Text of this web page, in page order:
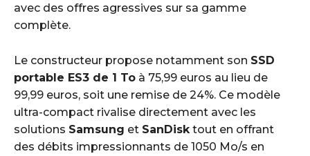
avec des offres agressives sur sa gamme
complète.
Le constructeur propose notamment son SSD
portable ES3 de 1 To à 75,99 euros au lieu de
99,99 euros, soit une remise de 24%. Ce modèle
ultra-compact rivalise directement avec les
solutions Samsung et SanDisktout en offrant
des débits impressionnants de 1050 Mo/s en